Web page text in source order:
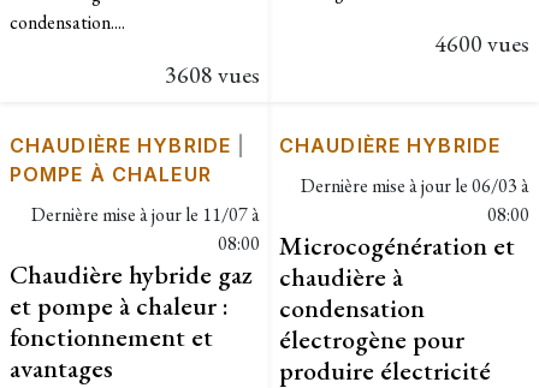
condensation....
3608 vues
4600 vues
CHAUDIÈRE HYBRIDE
POMPE À CHALEUR
Dernière mise à jour le 11/07 à
08:00
Chaudière hybride gaz
et pompe à chaleur :
fonctionnement et
avantages
CHAUDIÈRE HYBRIDE
Dernière mise à jour le06/03 à
08:00
Microcogénération et
chaudière à
condensation
électrogène pour
produire électricité